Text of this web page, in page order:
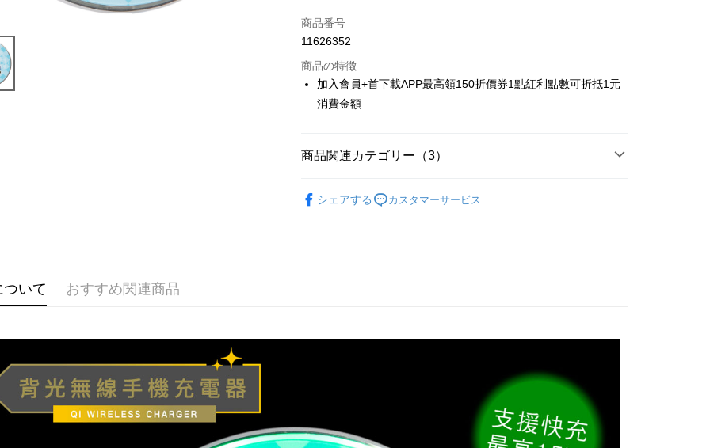
クレジットカード1回払い
コンビニ店頭代金引換
LINE Pay
Apple Pay
Google Pay
ATM払い
配送毎にNT$65、NT$1,300以上で送料無料
配送毎にNT$9,999
商品番号
11626352
商品の特徴
加入會員+首下載APP最高領150折價券1點紅利點數可折抵1元
消費金額
商品関連カテゴリー（3）
莉蓮
■3C/鐘錶/電子/影音/周邊
シェアする カスタマーサービス
いて おすすめ関連商品